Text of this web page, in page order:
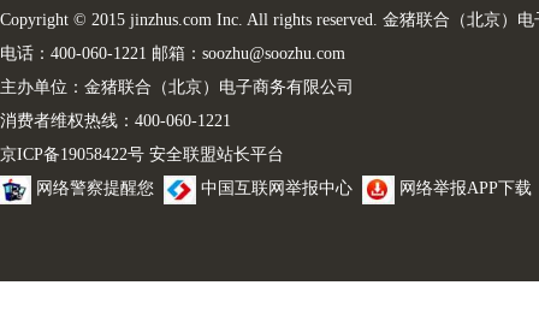
Copyright © 2015 jinzhus.com Inc. All rights reserved. 金猪联合（北京）
电话：400-060-1221 邮箱：soozhu@soozhu.com
主办单位：金猪联合（北京）电子商务有限公司
消费者维权热线：400-060-1221
京ICP备19058422号 安全联盟站长平台
网络警察提醒您
中国互联网举报中心 网络举报APP下载